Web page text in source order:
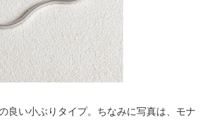
良い小ぶりタイプ。ちなみに写真は、モナ